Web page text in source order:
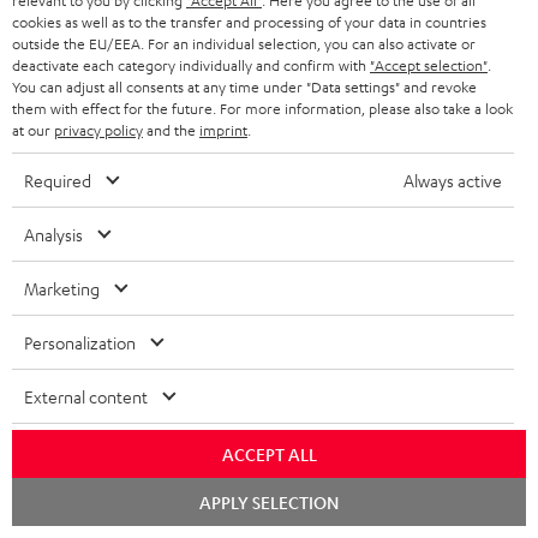
Lieferumfang
CINEBAR 22 Power Edition für Dolby Atmos "5.1-Set"
1 × Soundbar CB 22 – Schwarz
1 × CINEBAR 22 Fernbedienung – Schwarz
2 × AAA-Batterie
1 × T 10 Subwoofer – Schwarz
cookies as well as to the transfer and processing of your data in countries
outside the EU/EEA. For an individual selection, you can also activate or
deactivate each category individually and confirm with "Accept selection"
You can adjust all consents at any time under "Data settings" and revoke
them with effect for the future. For more information, please also take a look
at our privacy policyand the imprint
Required Always active
Analysis
Marketing
Personalization
External content
ACCEPT ALL
APPLY SELECTION